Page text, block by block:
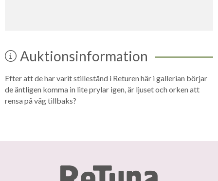
Auktionsinformation
Efter att de har varit stillestånd i Returen här i gallerian börjar
de äntligen komma in lite prylar igen, är ljuset och orken att
rensa på väg tillbaks?